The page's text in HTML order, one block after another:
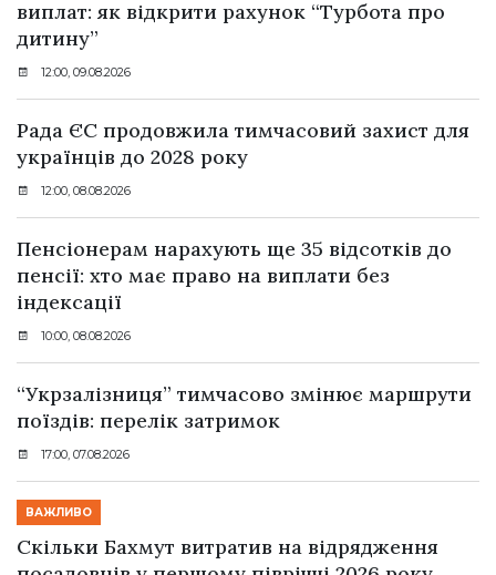
виплат: як відкрити рахунок “Турбота про
дитину”
12:00, 09.08.2026
Рада ЄС продовжила тимчасовий захист для
українців до 2028 року
12:00, 08.08.2026
Пенсіонерам нарахують ще 35 відсотків до
пенсії: хто має право на виплати без
індексації
10:00, 08.08.2026
“Укрзалізниця” тимчасово змінює маршрути
поїздів: перелік затримок
17:00, 07.08.2026
ВАЖЛИВО
Скільки Бахмут витратив на відрядження